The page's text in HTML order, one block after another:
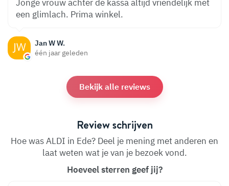
Jan W W.
één jaar geleden
Jonge vrouw achter de kassa altijd vriendelijk met
een glimlach. Prima winkel.
Bekijk alle reviews
Review schrijven
Hoe was ALDI in Ede? Deel je mening met anderen en
laat weten wat je van je bezoek vond.
Hoeveel sterren geef jij?